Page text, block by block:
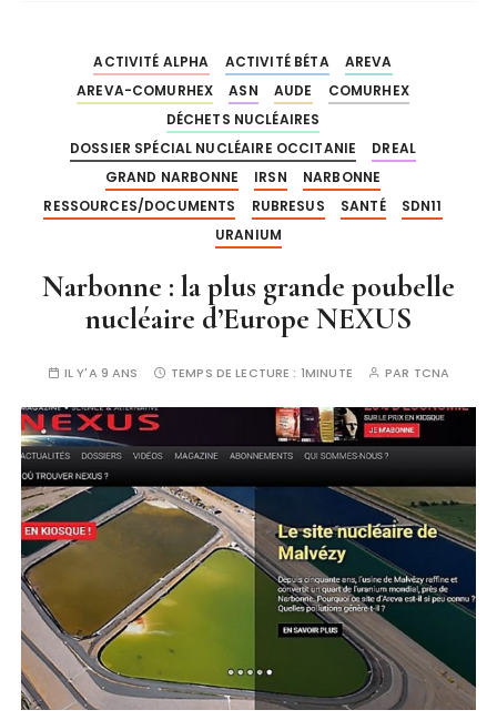
ACTIVITÉ ALPHA ACTIVITÉ BÉTA
AREVA
AREVA-COMURHEX
ASN AUDE
COMURHEX
DÉCHETS NUCLÉAIRES
DOSSIER SPÉCIAL NUCLÉAIRE OCCITANIE
DREAL
GRAND NARBONNE
IRSN
NARBONNE
RESSOURCES/DOCUMENTS
RUBRESUS SANTÉ
SDN11
URANIUM
Narbonne : la plus grande poubelle
nucléaire d’Europe NEXUS
IL Y'A 9 ANS TEMPS DE LECTURE : 1MINUTE PAR TCNA